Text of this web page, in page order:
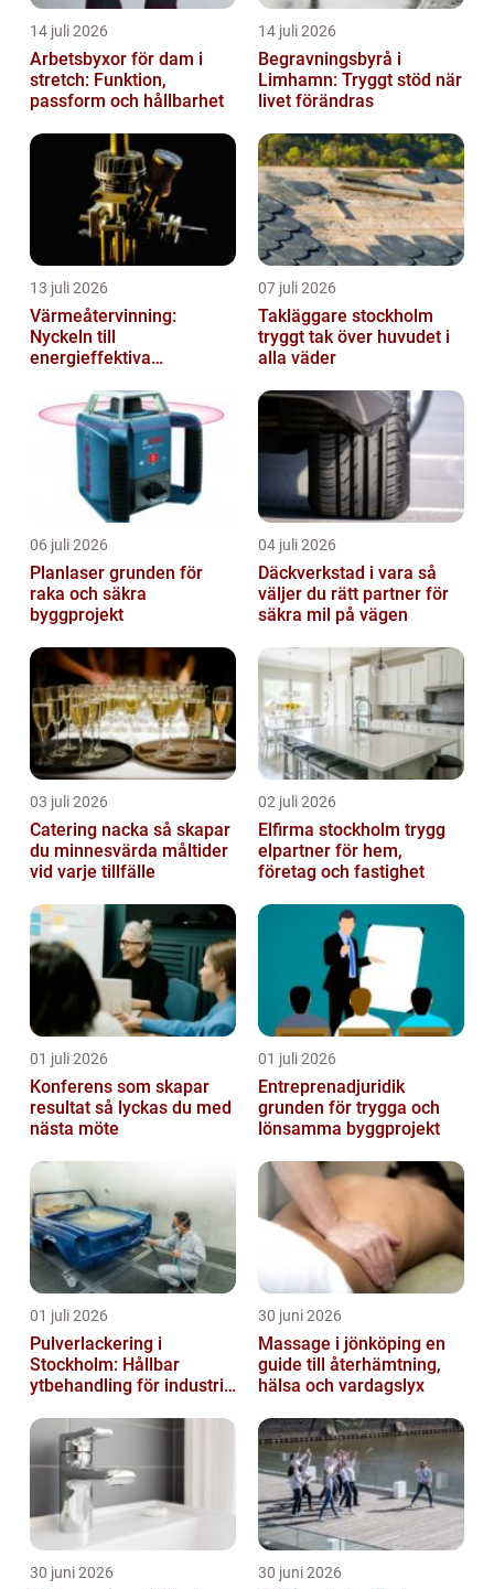
14 juli 2026
Arbetsbyxor för dam i
stretch: Funktion,
passform och hållbarhet
14 juli 2026
Begravningsbyrå i
Limhamn: Tryggt stöd när
livet förändras
13 juli 2026
Värmeåtervinning:
Nyckeln till
energieffektiva
07 juli 2026
Takläggare stockholm
tryggt tak över huvudet i
alla väder
06 juli 2026
Planlaser grunden för
raka och säkra
byggprojekt
04 juli 2026
Däckverkstad i vara så
väljer du rätt partner för
säkra mil på vägen
03 juli 2026
Catering nacka så skapar
du minnesvärda måltider
vid varje tillfälle
02 juli 2026
Elfirma stockholm trygg
elpartner för hem,
företag och fastighet
01 juli 2026
Konferens som skapar
resultat så lyckas du med
nästa möte
01 juli 2026
Entreprenadjuridik
grunden för trygga och
lönsamma byggprojekt
01 juli 2026
Pulverlackering i
Stockholm: Hållbar
ytbehandling för industri
30 juni 2026
Massage i jönköping en
guide till återhämtning,
hälsa och vardagslyx
30 juni 2026 30 juni 2026